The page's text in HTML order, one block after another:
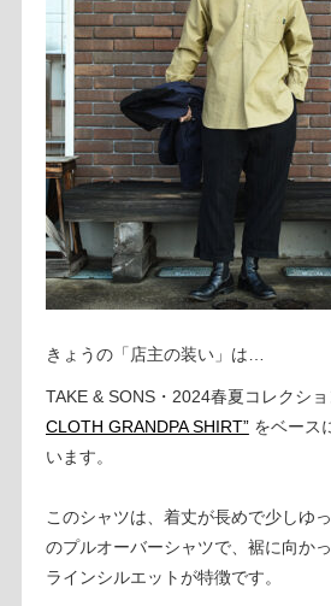
きょうの「店主の装い」は…
TAKE & SONS・2024春夏コレクシ
CLOTH GRANDPA SHIRT”をベース
います。
このシャツは、着丈が長めで少しゆ
のプルオーバーシャツで、裾に向か
ラインシルエットが特徴です。